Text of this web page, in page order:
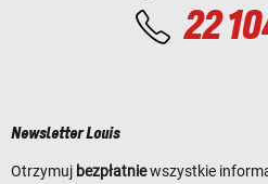
22
Newsletter Louis
Otrzymuj bezpłatniewszystkie